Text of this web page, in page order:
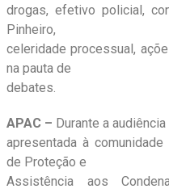
drogas, efetivo policial,
Pinheiro,
celeridade processual,
na pauta de
debates.
APAC – Durante a
apresentada à
de Proteção e
Assistência aos